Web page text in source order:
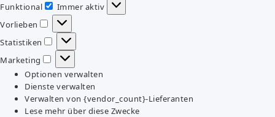
Funktional
Funktional
Immer aktiv
Vorlieben
Vorlieben
Statistiken
Statistiken
Marketing
Marketing
Optionen verwalten
Dienste verwalten
Verwalten von {vendor_count}-Lieferanten
Lese mehr über diese Zwecke